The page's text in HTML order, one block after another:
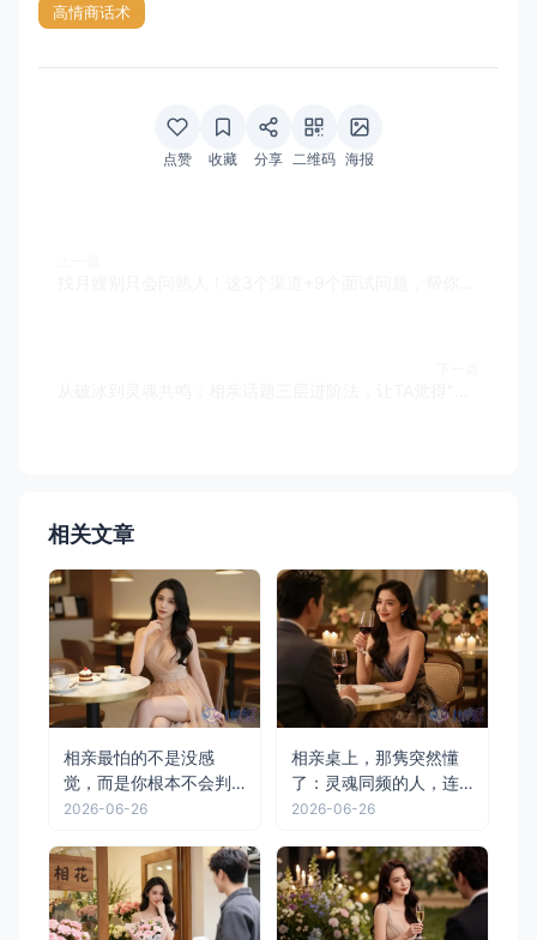
高情商话术
点赞 收藏 分享 二维码 海报
相关文章
相亲最怕的不是没感
觉，而是你根本不会判
断"对的人"
2026-06-26
相亲桌上，那隽突然懂
了：灵魂同频的人，连
忌口都一模一样
2026-06-26